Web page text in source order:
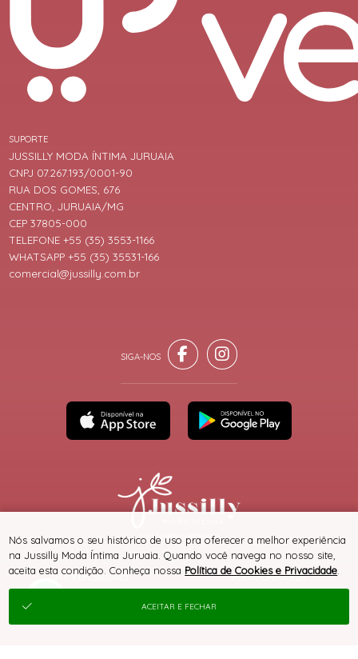
SITE 100% SEGURO PLATAFORMA B2B
SUPORTE
JUSSILLY MODA ÍNTIMA JURUAIA
CNPJ 07.267.193/0001-90
RUA DOS GOMES, 676
CENTRO, JURUAIA/MG
CEP 37805-000
TELEFONE +55 (35) 3553-1166
WHATSAPP +55 (35) 35531-166
comercial@jussilly.com.br
® TODOS DIREITOS RESERVADOS
Nós salvamos o seu histórico de uso pra oferecer a melhor experiência
na Jussilly Moda Íntima Juruaia. Quando você navega no nosso site,
aceita esta condição. Conheça nossa Política de Cookies e Privacidade
ACEITAR E FECHAR